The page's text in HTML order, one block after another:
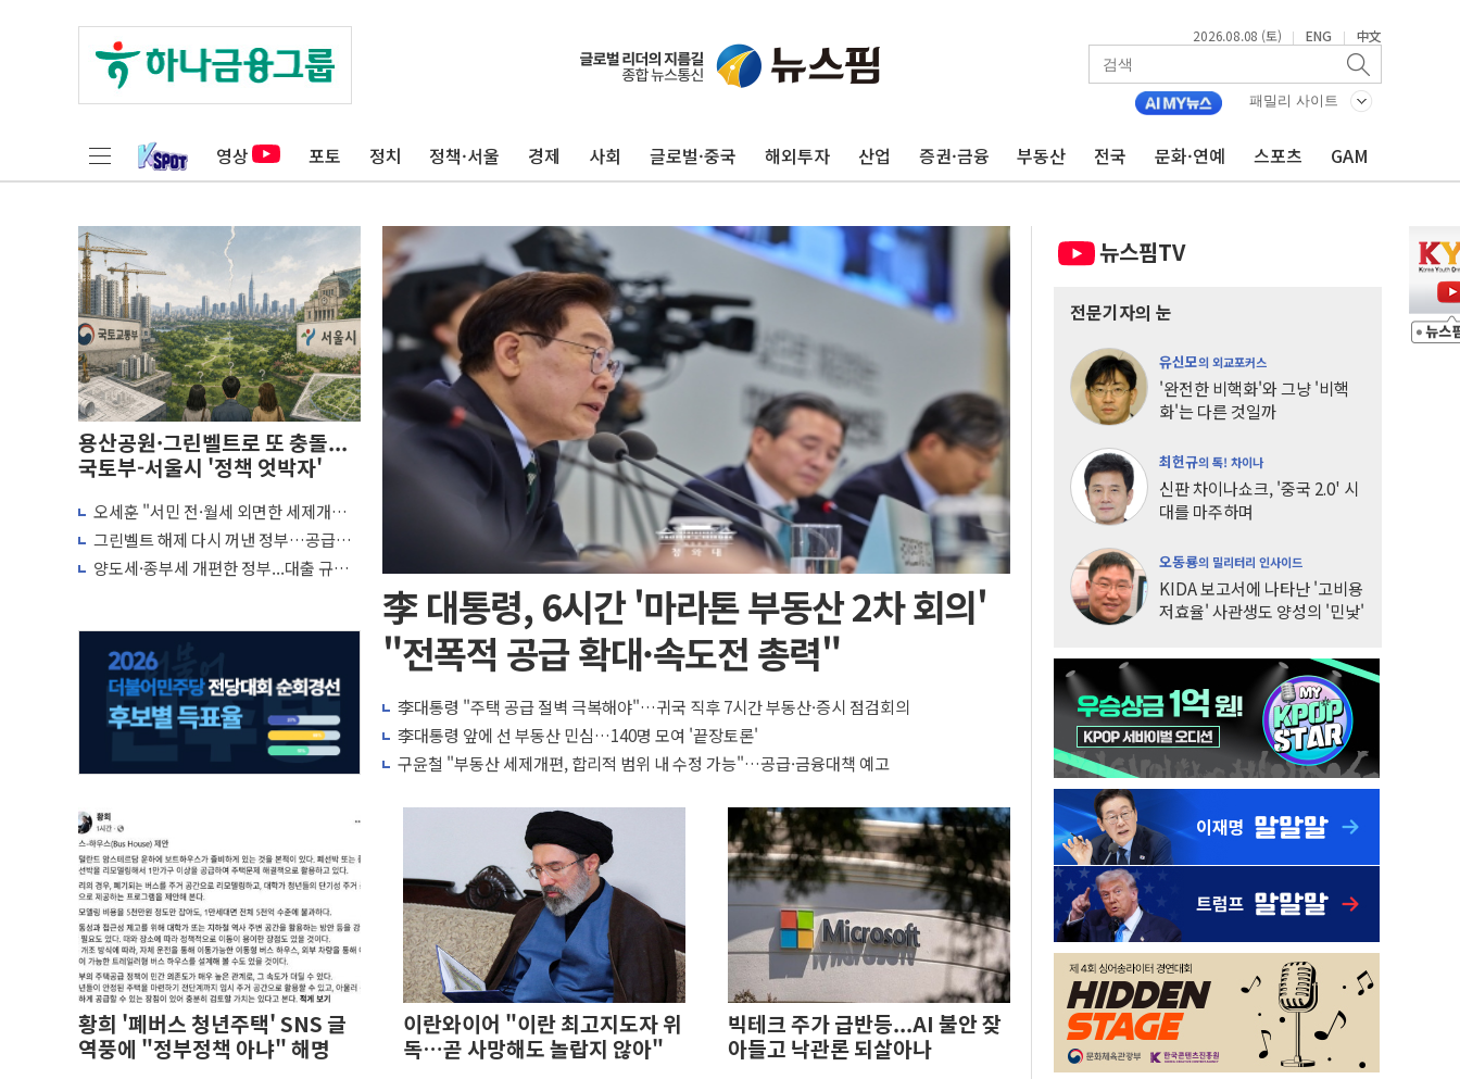
2026.08.08 (토) | ENG | 中文
패밀리 사이트
영상 포토 정치 정책·서울 경제 사회 글로벌·중국 해외투자 산업 증권·금융 부동산 전국 문화·연예 스포츠 GAM
용산공원·그린벨트로 또 충돌...
국토부-서울시 '정책 엇박자'
오세훈 "서민 전·월세 외면한 세제개
편"…용산공원 훼손 안 돼
그린벨트 해제 다시 꺼낸 정부…공급난
해소 '단기 효과' 불투명
양도세·종부세 개편한 정부...대출 규제
李 대통령, 6시간 '마라톤 부동산 2차 회의'
"전폭적 공급 확대·속도전 총력"
李대통령 "주택 공급 절벽 극복해야"…귀국 직후 7시간 부동산·증시 점검회의
李대통령 앞에 선 부동산 민심…140명 모여 '끝장토론'
구윤철 "부동산 세제개편, 합리적 범위 내 수정 가능"…공급·금융대책 예고
황희 '폐버스 청년주택' SNS 글
역풍에 "정부정책 아냐" 해명
이란와이어 "이란 최고지도자 위
독…곧 사망해도 놀랍지 않아"
빅테크 주가 급반등...AI 불안 잦
아들고 낙관론 되살아나
뉴스핌TV
전문기자의 눈
유신모의 외교포커스
'완전한 비핵화'와 그냥 '비핵
화'는 다른 것일까
최헌규의 톡! 차이나
신판 차이나쇼크, '중국 2.0' 시
대를 마주하며
오동룡의 밀리터리 인사이드
KIDA 보고서에 나타난 '고비용
저효율' 사관생도 양성의 '민낯'